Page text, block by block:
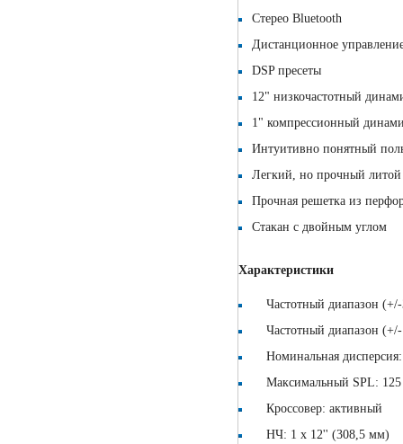
Стерео Bluetooth
Дистанционное
DSP пресеты
12" низкочастотный
1" компрессионный
Интуитивно понятный
Легкий, но прочный литой
Прочная решетка из
Стакан с двойным углом
Характеристики
Частотный диапазон
Частотный диапазон
Номинальная
Максимальный SPL: 125
Кроссовер: активный
НЧ: 1 х 12'' (308,5 мм)